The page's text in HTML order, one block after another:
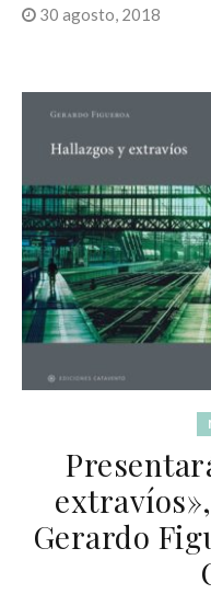
30 agosto, 2018
Gerardo